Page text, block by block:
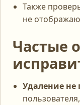
Также
не
Частые
Удаление не